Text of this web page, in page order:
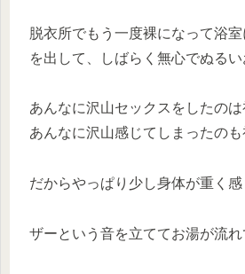
脱衣所でもう一度裸になって浴
を出して、しばらく無心でぬるい
あんなに沢山セックスをしたのは
あんなに沢山感じてしまったのも
だからやっぱり少し身体が重く感
ザーという音を立ててお湯が流れ